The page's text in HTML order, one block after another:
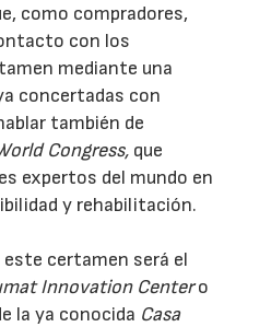
como compradores,
con los
mediante una
concertadas con
también de
Congress, que
expertos del mundo en
y rehabilitación.
certamen será el
Innovation Centero
la ya conocida Casa